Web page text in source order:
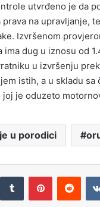
utvrđeno je da
na upravljanje,
Izvršenom
dug u iznosu od
u izvršenju
istih, a u skladu
je oduzeto
u porodici